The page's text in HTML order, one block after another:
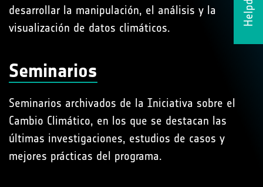
desarrollar la manipulación, el análisis y la
visualización de datos climáticos.
Seminarios
Seminarios archivados de la Iniciativa sobre el
Cambio Climático, en los que se destacan las
últimas investigaciones, estudios de casos y
mejores prácticas del programa.